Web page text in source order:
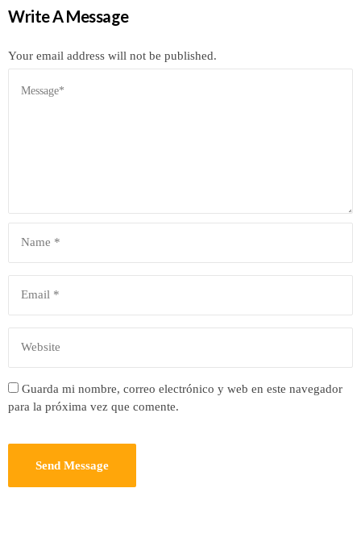
Write A Message
Your email address will not be published.
Guarda mi nombre, correo electrónico y web en este navegador
para la próxima vez que comente.